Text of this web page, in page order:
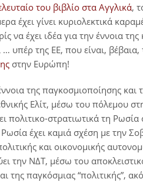
του βιβλίο στα Αγγλικά,
έχει γίνει κυριολεκτικά
να έχει ιδέα για την έννοια
… υπέρ της ΕΕ, που είναι,
στην Ευρώπη!
της παγκοσμιοποίησης και
Ελίτ, μέσω του πόλεμου
πολιτικο-στρατιωτικά τη
έχει καμιά σχέση με την
και οικονομικής
την ΝΔΤ, μέσω του
της παγκόσμιας “πολιτικής”,